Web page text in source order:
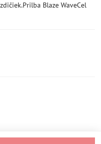
Blaze WaveCel